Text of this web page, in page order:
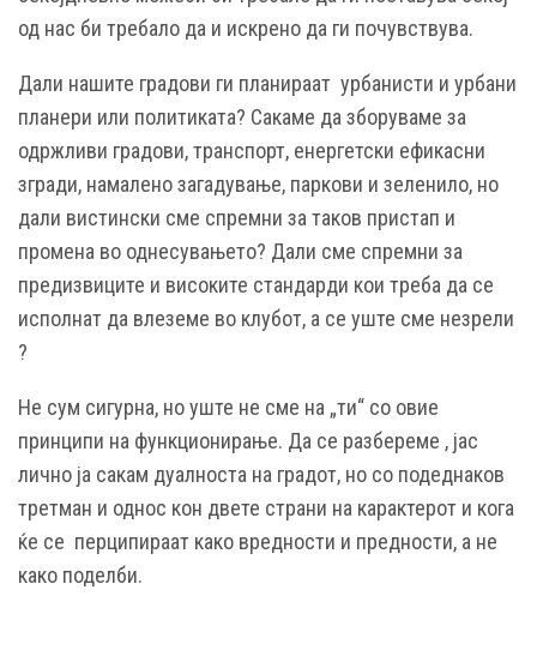
од нас би требало да и искрено да ги почувствува.
Дали нашите градови ги планираат урбанисти и урбани
планери или политиката? Сакаме да зборуваме за
одржливи градови, транспорт, енергетски ефикасни
згради, намалено загадување, паркови и зеленило, но
дали вистински сме спремни за таков пристап и
промена во однесувањето? Дали сме спремни за
предизвиците и високите стандарди кои треба да се
исполнат да влеземе во клубот, а се уште сме незрели
?
Не сум сигурна, но уште не сме на „ти“ со овие
принципи на функционирање. Да се разбереме , јас
лично ја сакам дуалноста на градот, но со подеднаков
третман и однос кон двете страни на карактерот и кога
ќе се перципираат како вредности и предности, а не
како поделби.